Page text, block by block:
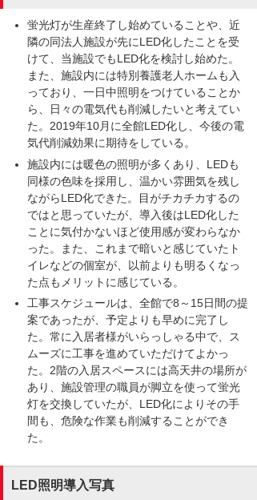
蛍光灯が生産終了し始めていることや、近
隣の同法人施設が先にLED化したことを受
けて、当施設でもLED化を検討し始めた。
また、施設内には特別養護老人ホームも入
っており、一日中照明をつけていることか
ら、日々の電気代も削減したいと考えてい
た。2019年10月に全館LED化し、今後の電
気代削減効果に期待をしている。
施設内には暖色の照明が多くあり、LEDも
同様の色味を採用し、温かい雰囲気を残し
ながらLED化できた。目がチカチカするの
ではと思っていたが、導入後はLED化した
ことに気付かないほど使用感が変わらなか
った。また、これまで暗いと感じていたト
イレなどの個室が、以前よりも明るくなっ
た点もメリットに感じている。
工事スケジュールは、全館で8～15日間の提
案であったが、予定よりも早めに完了し
た。常に入居者様がいらっしゃる中で、ス
ムーズに工事を進めていただけてよかっ
た。2階の入居スペースには高天井の場所が
あり、施設管理の職員が脚立を使って蛍光
灯を交換していたが、LED化によりその手
間も、危険な作業も削減することができ
た。
LED照明導入写真